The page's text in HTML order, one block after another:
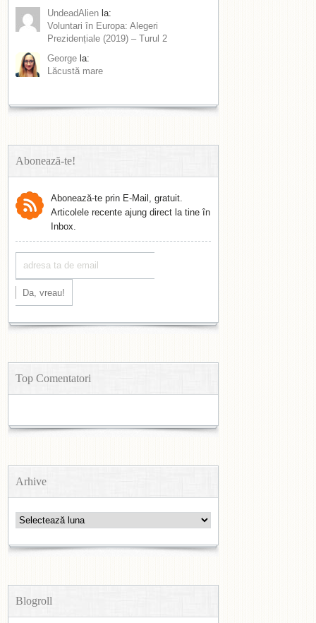
UndeadAlien la:
Voluntari în Europa: Alegeri
Prezidențiale (2019) – Turul 2
George la:
Lăcustă mare
Abonează-te!
Abonează-te prin E-Mail, gratuit.
Articolele recente ajung direct la tine în
Inbox.
Top Comentatori
Arhive
Arhive
Blogroll